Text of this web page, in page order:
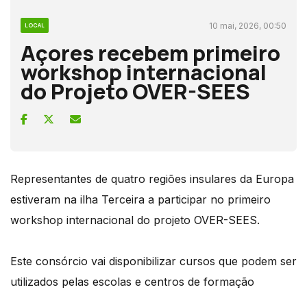
LOCAL 10 mai, 2026, 00:50
Açores recebem primeiro
workshop internacional
do Projeto OVER-SEES
Representantes de quatro regiões insulares da Europa
estiveram na ilha Terceira a participar no primeiro
workshop internacional do projeto OVER-SEES.
Este consórcio vai disponibilizar cursos que podem ser
utilizados pelas escolas e centros de formação